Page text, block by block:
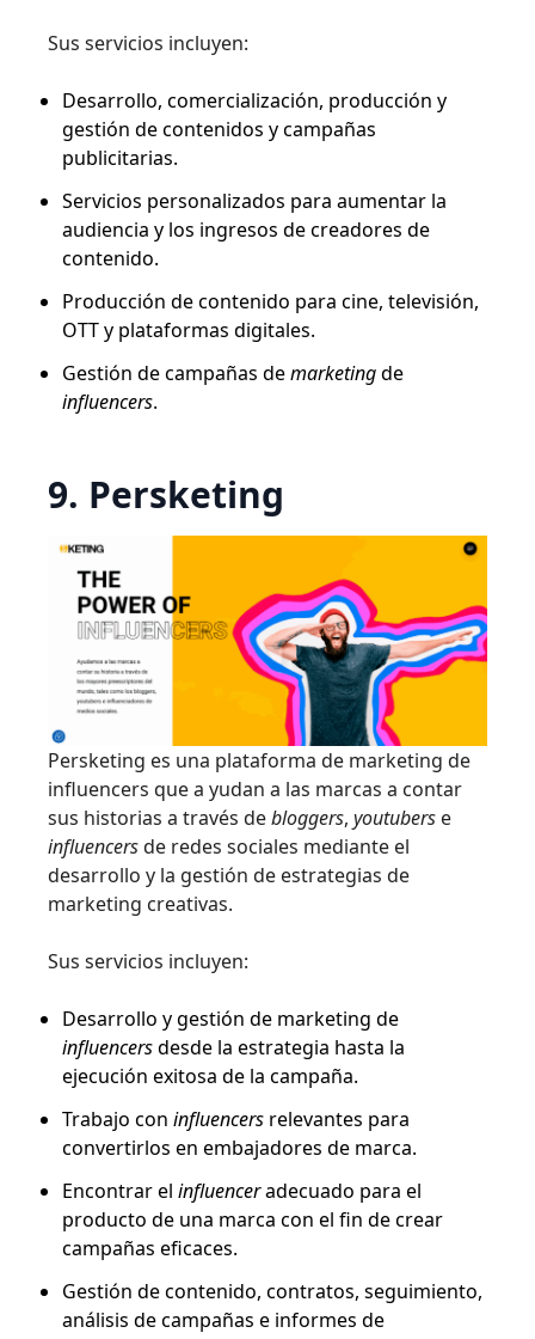
Sus servicios incluyen:
Desarrollo, comercialización, producción y
gestión de contenidos y campañas
publicitarias.
Servicios personalizados para aumentar la
audiencia y los ingresos de creadores de
contenido.
Producción de contenido para cine, televisión,
OTT y plataformas digitales.
Gestión de campañas demarketingde
influencers.
9. Persketing
Persketing es una plataforma de marketing de
influencers que a yudan a las marcas a contar
sus historias a través debloggers, youtubers e
influencersde redes sociales mediante el
desarrollo y la gestión de estrategias de
marketing creativas.
Sus servicios incluyen:
Desarrollo y gestión de marketing de
influencersdesde la estrategia hasta la
ejecución exitosa de la campaña.
Trabajo con influencers relevantes para
convertirlos en embajadores de marca.
Encontrar el influenceradecuado para el
producto de una marca con el fin de crear
campañas eficaces.
Gestión de contenido, contratos, seguimiento,
análisis de campañas e informes de